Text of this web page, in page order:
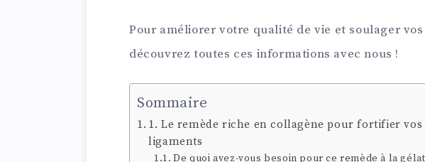
Pour améliorer votre qualité de vie et soulager
découvrez toutes ces informations avec nous !
Sommaire
1. Le remède riche en collagène pour fortifier vos
ligaments
De quoi avez-vous besoin pour ce remède à la